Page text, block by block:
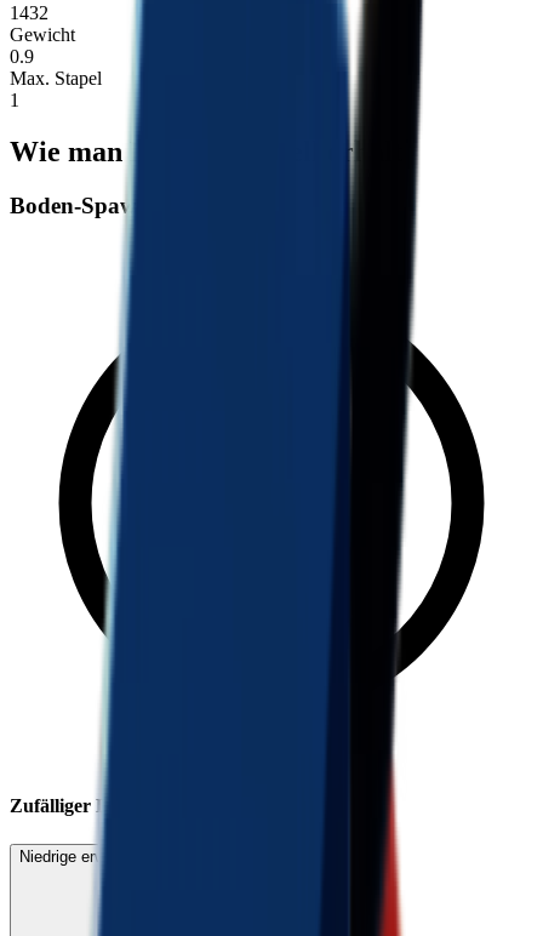
1432
Gewicht
0.9
Max. Stapel
1
Wie man Fahrradmodell erhält
Boden-Spawn
Zufälliger Drop
Niedrige erwartete Drops anzeigen (2)